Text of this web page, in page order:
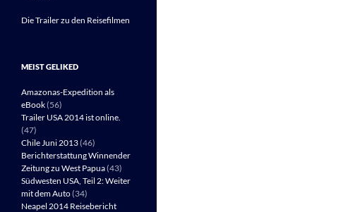
Die Trailer zu den Reisefilmen
MEIST GELIKED
Amazonas-Expedition als
eBook(56)
Trailer USA 2014 ist online.
(47)
Chile Juni 2013(46)
Berichterstattung Winnender
Zeitung zu West Papua(43)
Südwesten USA, Teil 2: Weiter
mit dem Auto(34)
Neapel 2014 Reisebericht